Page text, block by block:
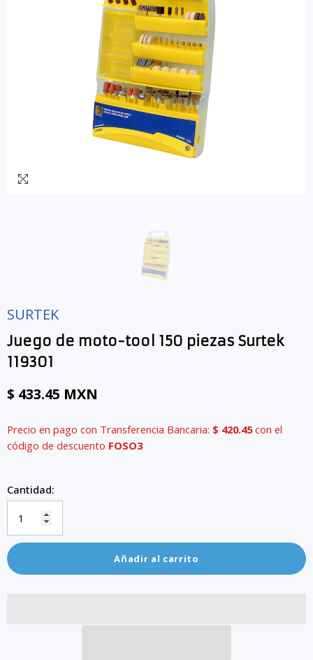
SURTEK
Juego de moto-tool 150 piezas Surtek
119301
$ 433.45 MXN
Precio en pago con Transferencia Bancaria: $ 420.45con el
código de descuento FOSO3
Cantidad:
Añadir al carrito